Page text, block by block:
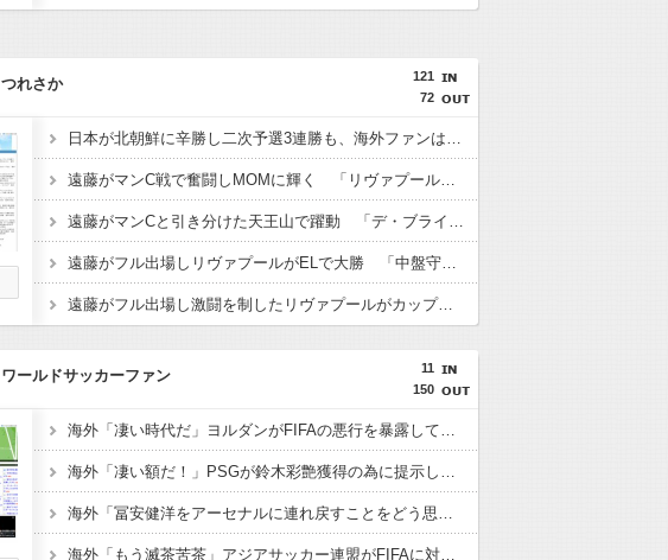
121
72
つれさか
日本が北朝鮮に辛勝し二次予選3連勝も、海外ファンは采配に辛辣「おそろしい内容の後半」「今日の森保はチキン」
遠藤がマンC戦で奮闘しMOMに輝く 「リヴァプールの全てを体現している」「ダントツでリーグ最高のボランチ」
遠藤がマンCと引き分けた天王山で躍動 「デ・ブライネ封じ込めた」「プレミア最高のボランチ」「遠藤がサッカーだ」「当然ながらサポに愛されている」
遠藤がフル出場しリヴァプールがELで大勝 「中盤守備のスペシャリスト」「マジで絶大な存在」「決して怯まない」
遠藤がフル出場し激闘を制したリヴァプールがカップ制覇 「遠藤がチェルシーを完全に圧倒」「エンソとカイセドを合わせたよりも上」
11
150
ワールドサッカーファン
海外「凄い時代だ」ヨルダンがFIFAの悪行を暴露して海外大騒ぎ！（海外の反応）
海外「凄い額だ！」PSGが鈴木彩艶獲得の為に提示した金額に海外びっくり仰天！（海外の反応）
海外「冨安健洋をアーセナルに連れ戻すことをどう思う？」（海外の反応）
海外「もう滅茶苦茶」アジアサッカー連盟がFIFAに対する立場を明確にして海外大騒ぎ！（海外の反応）